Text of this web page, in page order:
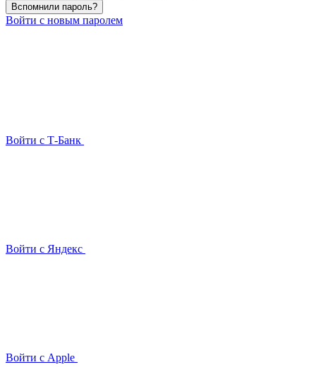
Вспомнили пароль?
Войти с новым паролем
Войти с Т-Банк
Войти с Яндекс
Войти с Apple